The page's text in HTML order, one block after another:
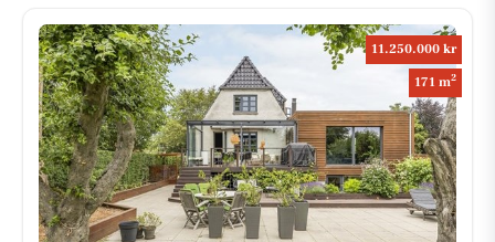
11.250.000 kr
171 m2